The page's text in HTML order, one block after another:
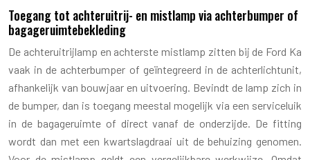
Toegang tot achteruitrij- en mistlamp via achterbumper of
bagageruimtebekleding
De achteruitrijlamp en achterste mistlamp zitten bij de Ford Ka
vaak in de achterbumper of geïntegreerd in de achterlichtunit,
afhankelijk van bouwjaar en uitvoering. Bevindt de lamp zich in
de bumper, dan is toegang meestal mogelijk via een serviceluik
in de bagageruimte of direct vanaf de onderzijde. De fitting
wordt dan met een kwartslagdraai uit de behuizing genomen.